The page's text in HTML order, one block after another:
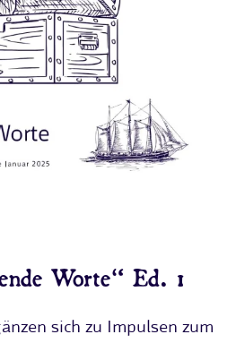
Worte“ Ed. 1
sich zu Impulsen zum